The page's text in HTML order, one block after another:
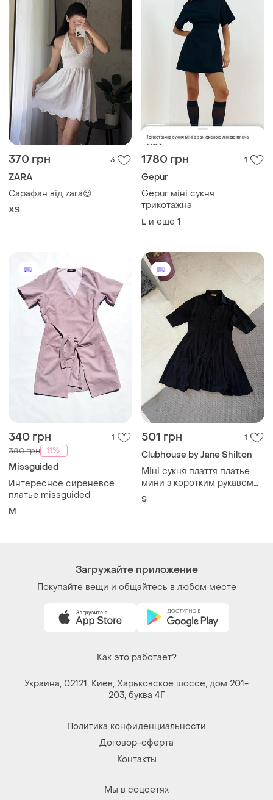
370 грн 3
ZARA
Сарафан від zara😍
ХS
1780 грн 1
Gepur
Gepur міні сукня
трикотажна
L и еще 1
340 грн 1
380 грн -11%
Missguided
Интересное сиреневое
платье missguided
M
501 грн 1
Clubhouse by Jane Shilton
Міні сукня плаття платье
мини з коротким рукавом
пишне пышное
S
Загружайте приложение
Покупайте вещи и общайтесь в любом месте
Как это работает?
Украина, 02121, Киев, Харьковское шоссе, дом 201-
203, буква 4Г
Политика конфиденциальности
Договор-оферта
Контакты
Мы в соцсетях